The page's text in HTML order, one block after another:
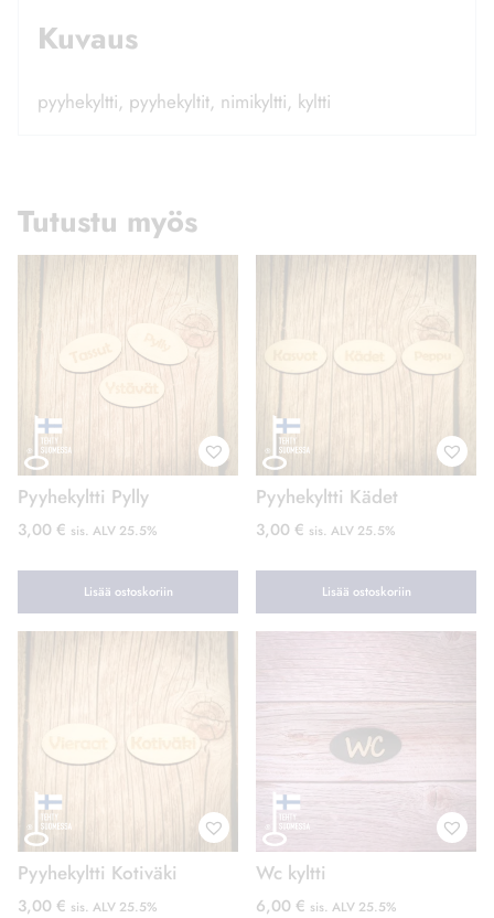
Kuvaus
pyyhekyltti, pyyhekyltit, nimikyltti, kyltti
Tutustu myös
Pyyhekyltti Pylly
3,00 € sis. ALV 25.5%
Lisää ostoskoriin
Pyyhekyltti Kädet
3,00 € sis. ALV 25.5%
Lisää ostoskoriin
Pyyhekyltti Kotiväki
3,00 € sis. ALV 25.5%
Wc kyltti
6,00 € sis. ALV 25.5%